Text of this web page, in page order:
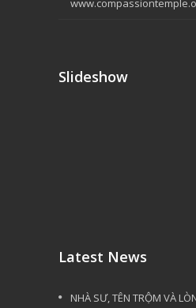
Slideshow
Latest News
NHÀ SƯ, TÊN TRỘM VÀ